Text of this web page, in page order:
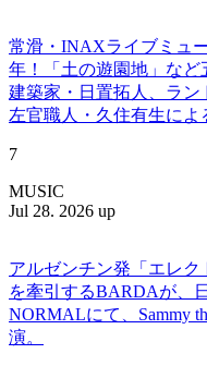
常滑・INAXライブミュ
年！「土の遊園地」など
建築家・日置拓人、ラン
左官職人・久住有生によ
7
MUSIC
Jul 28. 2026 up
アルゼンチン発「エレ
を牽引するBARDAが、
NORMALにて、Sammy
演。